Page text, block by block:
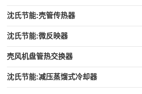
沈氏节能:壳管传热器
沈氏节能:微反映器
壳风机盘管热交换器
沈氏节能:减压蒸馏式冷却器